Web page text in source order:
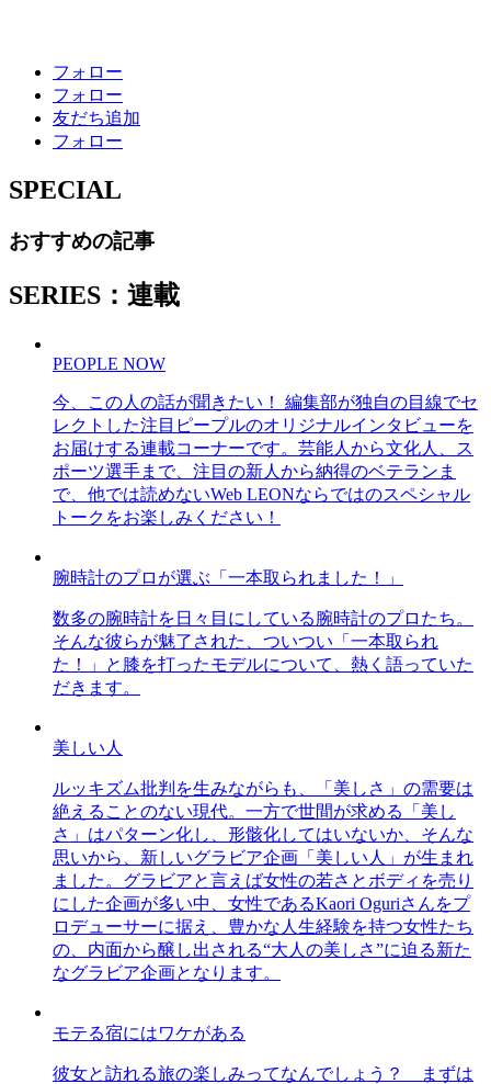
フォロー
フォロー
友だち追加
フォロー
SPECIAL
おすすめの記事
SERIES：連載
PEOPLE NOW
今、この人の話が聞きたい！ 編集部が独自の目線でセ
レクトした注目ピープルのオリジナルインタビューを
お届けする連載コーナーです。芸能人から文化人、ス
ポーツ選手まで、注目の新人から納得のベテランま
で、他では読めないWeb LEONならではのスペシャル
トークをお楽しみください！
腕時計のプロが選ぶ「一本取られました！」
数多の腕時計を日々目にしている腕時計のプロたち。
そんな彼らが魅了された、ついつい「一本取られ
た！」と膝を打ったモデルについて、熱く語っていた
だきます。
美しい人
ルッキズム批判を生みながらも、「美しさ」の需要は
絶えることのない現代。一方で世間が求める「美し
さ」はパターン化し、形骸化してはいないか、そんな
思いから、新しいグラビア企画「美しい人」が生まれ
ました。グラビアと言えば女性の若さとボディを売り
にした企画が多い中、女性であるKaori Oguriさんをプ
ロデューサーに据え、豊かな人生経験を持つ女性たち
の、内面から醸し出される“大人の美しさ”に迫る新た
なグラビア企画となります。
モテる宿にはワケがある
彼女と訪れる旅の楽しみってなんでしょう？ まずは